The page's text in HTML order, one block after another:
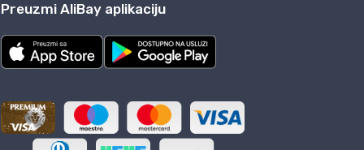
Preuzmi AliBay aplikaciju